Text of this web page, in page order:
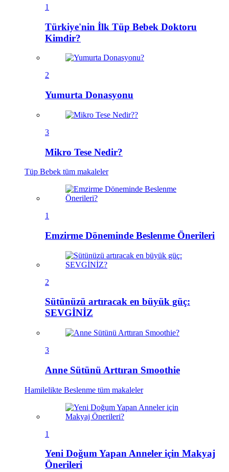
1
Türkiye'nin İlk Tüp Bebek Doktoru
Kimdir?
2
Yumurta Donasyonu
3
Mikro Tese Nedir?
Tüp Bebek tüm makaleler
1
Emzirme Döneminde Beslenme Önerileri
2
Sütünüzü artıracak en büyük güç:
SEVGİNİZ
3
Anne Sütünü Arttıran Smoothie
Hamilelikte Beslenme tüm makaleler
1
Yeni Doğum Yapan Anneler için Makyaj
Önerileri